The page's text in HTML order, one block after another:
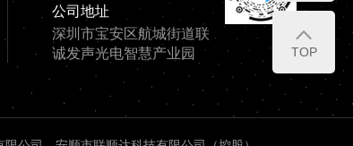
公司地址
深圳市宝安区航城街道联
诚发声光电智慧产业园
TOP